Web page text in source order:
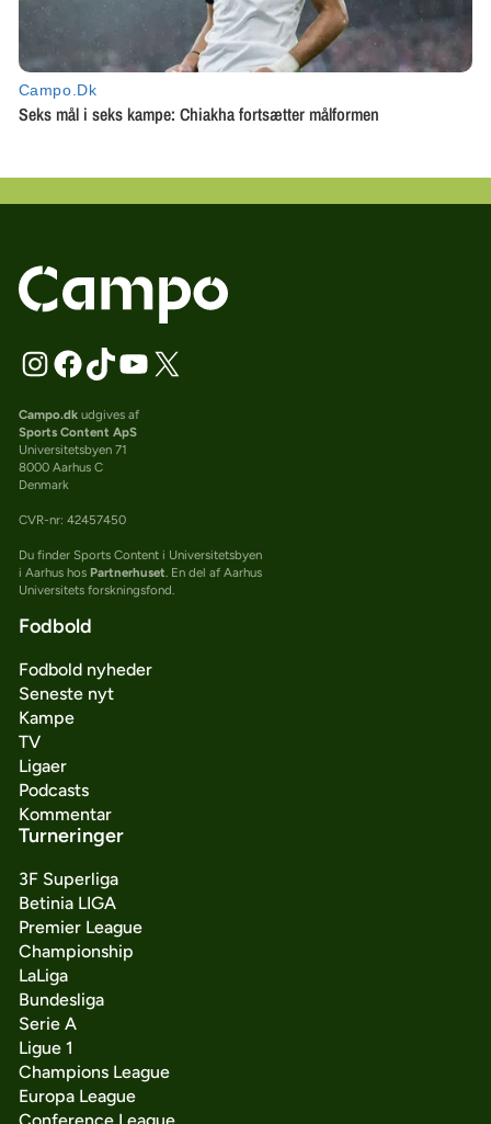
Campo.dkudgives af
Sports Content ApS
Universitetsbyen 71
8000 Aarhus C
Denmark
CVR-nr: 42457450
Du finder Sports Content i Universitetsbyen
i Aarhus hos Partnerhuset. En del af Aarhus
Universitets forskningsfond.
Fodbold
Fodbold nyheder
Seneste nyt
Kampe
TV
Ligaer
Podcasts
Kommentar
Turneringer
3F Superliga
Betinia LIGA
Premier League
Championship
LaLiga
Bundesliga
Serie A
Ligue 1
Champions League
Europa League